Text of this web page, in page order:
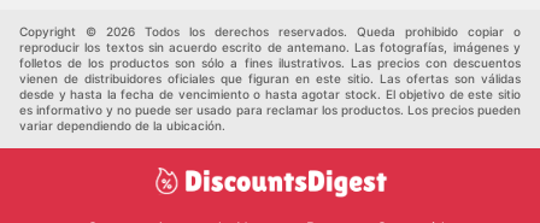
Copyright © 2026 Todos los derechos reservados. Queda prohibido copiar o
reproducir los textos sin acuerdo escrito de antemano. Las fotografías, imágenes y
folletos de los productos son sólo a fines ilustrativos. Las precios con descuentos
vienen de distribuidores oficiales que figuran en este sitio. Las ofertas son válidas
desde y hasta la fecha de vencimiento o hasta agotar stock. El objetivo de este sitio
es informativo y no puede ser usado para reclamar los productos. Los precios pueden
variar dependiendo de la ubicación.